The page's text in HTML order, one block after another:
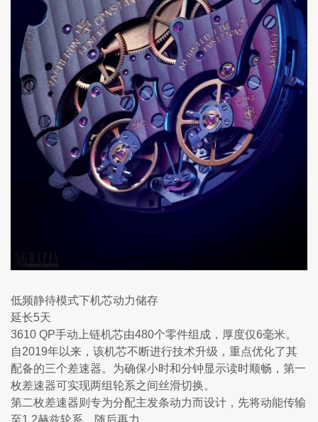
低频静待模式下机芯动力储存
延长5天
3610 QP手动上链机芯由480个零件组成，厚度仅6毫米。
自2019年以来，该机芯不断进行技术升级，重点优化了其
配备的三个差速器。为确保小时和分钟显示读时顺畅，第一
枚差速器可实现两组轮系之间丝滑切换。
第二枚差速器则专为分配主发条动力而设计，先将动能传输
至1.2赫兹轮系，随后再力